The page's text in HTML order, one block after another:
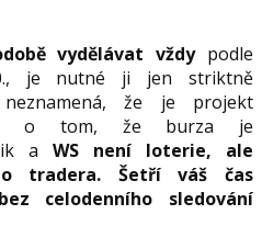
vydělávat vždypodle
je nutné ji jen striktně
že je projekt
o tom, že burza je
a WS není loterie, ale
tradera. Šetří váš čas
celodenního sledování